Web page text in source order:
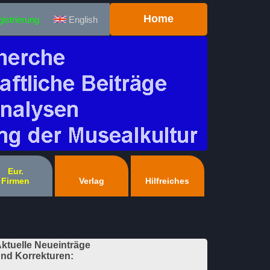
English Home
Eur.
Firmen
Verlag Hilfreiches
Neueinträge
Korrekturen: